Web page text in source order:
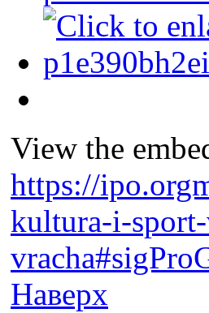
View the
https://
kultura-i-
Наверх